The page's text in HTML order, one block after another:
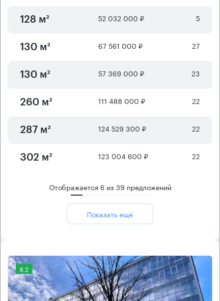
128 м² 52 032 000 ₽ 5
130 м² 67 561 000 ₽ 27
130 м² 57 369 000 ₽ 23
260 м² 111 488 000 ₽ 22
287 м² 124 529 300 ₽ 22
302 м² 123 004 600 ₽ 22
Отображается 6 из39 предложений
Показать ещё
8.2